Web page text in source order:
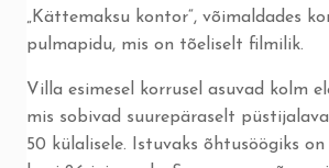
„Kättemaksu kontor“, võimaldades
pulmapidu, mis on tõeliselt filmilik.
Villa esimesel korrusel asuvad kolm
mis sobivad suurepäraselt
50 külalisele. Istuvaks õhtusöögiks